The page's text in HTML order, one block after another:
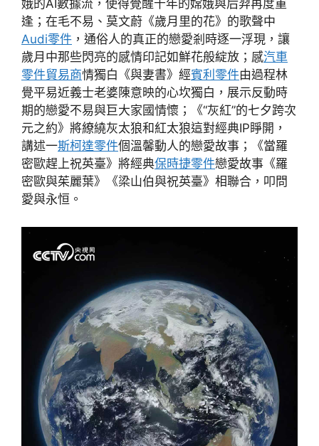
娥的AI數據流，使得覺醒千年的嫦娥與后羿再度重
逢；在毛不易、莫文蔚《歲月里的花》的歌聲中
Audi零件 ，通俗人的真正的戀愛剎時逐一浮現，讓
歲月中那些閃亮的感情印記如鮮花般綻放；感汽車
零件貿易商情獨白《與妻書》經賓利零件由過程林
覺平易近義士老婆陳意映的心坎獨白，展示反動時
期的戀愛不易與巨大家國情懷；《“灰紅”的七夕跨次
元之約》將繚繞灰太狼和紅太狼這對經典IP睜開，
講述一斯柯達零件個溫馨動人的戀愛故事；《當羅
密歐趕上祝英臺》將經典保時捷零件戀愛故事《羅
密歐與茱麗葉》《梁山伯與祝英臺》相聯合，叩問
愛與永恒。